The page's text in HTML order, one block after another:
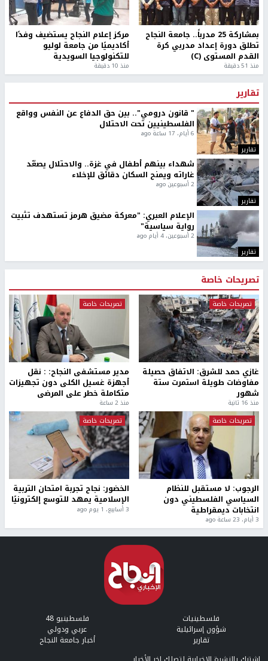
بمشاركة 25 مدرباً.. جامعة النجاح
تطلق دورة إعداد مدربي كرة
القدم المستوى (C)
منذ 51 دقيقة
مركز إعلام النجاح يستضيف وفدًا
أكاديميًا من جامعة لوليو
للتكنولوجيا السويدية
منذ 10 دقيقة
تقارير
تقارير
" قانون درومي".. بين حق الدفاع عن النفس وواقع
الفلسطينيين تحت الاحتلال
6 أيام، 17 ساعة ago
تقارير
شهداء بينهم أطفال في غزة.. والاحتلال يصعّد
غاراته ويمنح السكان دقائق للإخلاء
2 أسبوعين ago
تقارير
الإعلام العبري: "معركة مضيق هرمز تستهدف تثبيت
رواية سياسية"
2 أسبوعين، 4 أيام ago
تصريحات خاصة
تصريحات خاصة
غازي حمد للشرق: الاتفاق حصيلة
مفاوضات طويلة استمرت ستة
شهور
منذ 16 ثانية
تصريحات خاصة
مدير مستشفى النجاح: : نقل
أجهزة غسيل الكلى دون تجهيزات
متكاملة خطر على المرضى
منذ 2 ساعة
تصريحات خاصة
الرجوب: لا مستقبل للنظام
السياسي الفلسطيني دون
انتخابات ديمقراطية
3 أيام، 23 ساعة ago
تصريحات خاصة
الخضور: نجاح تجربة امتحان التربية
الإسلامية يمهد للتوسع إلكترونيًا
3 أسابيع، 1 يوم ago
فلسطينيات فلسطينيو 48
شؤون إسرائيلية عربي ودولي
تقارير
أخبار جامعة النجاح